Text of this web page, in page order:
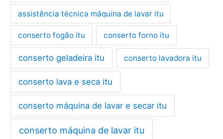
assistência técnica máquina de lavar itu
conserto fogão itu conserto forno itu
conserto geladeira itu conserto lavadora itu
conserto lava e seca itu
conserto máquina de lavar e secar itu
conserto máquina de lavar itu